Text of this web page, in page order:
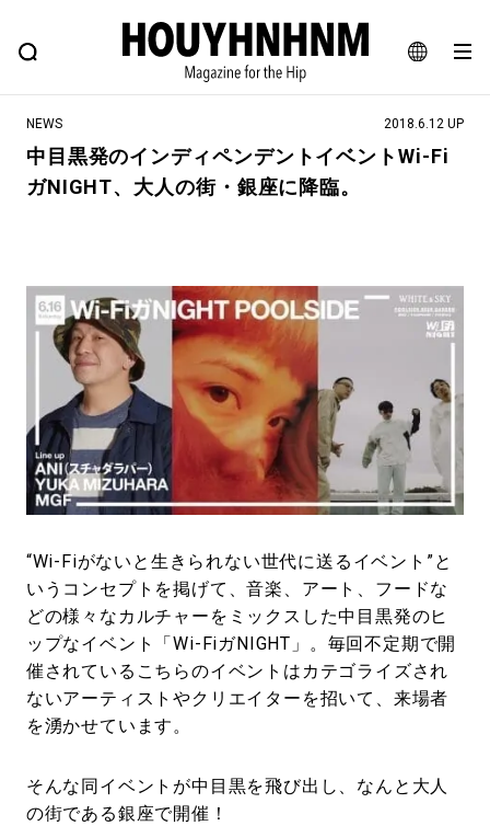
JA
EN
FEATURE BLOG SNAP
ヒップなファッション、カルチャー、ライフスタイルWEBマガジン
#NEW VINTAGE #マイナーグッド図鑑
#路地裏てぃーん。 #MONTHLY JOURNAL
#GH 銘品の所以 #フイナムのYouTube
#Commune H #FOCUS IT #AH.H
#ととけん #FASHION #MUSIC #MOVIE
#LIFESTYLE #OUTDOOR
NEWS 2018.6.12 UP
中目黒発のインディペンデントイベントWi-Fi
ガNIGHT、大人の街・銀座に降臨。
“Wi-Fiがないと生きられない世代に送るイベント”と
いうコンセプトを掲げて、音楽、アート、フードな
どの様々なカルチャーをミックスした中目黒発のヒ
ップなイベント「Wi-FiガNIGHT」。毎回不定期で開
催されているこちらのイベントはカテゴライズされ
ないアーティストやクリエイターを招いて、来場者
を湧かせています。
そんな同イベントが中目黒を飛び出し、なんと大人
の街である銀座で開催！